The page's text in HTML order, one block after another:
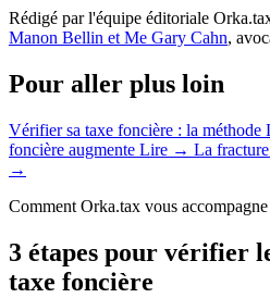
Rédigé par l'équipe éditoriale
Manon Bellin et Me Gary Cahn,
Pour aller plus loin
Vérifier sa taxe foncière : la méthode
foncière augmente Lire → La
→
Comment Orka.tax vous
3 étapes pour vérifier
taxe foncière